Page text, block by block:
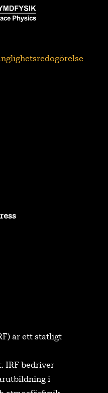
är ett statligt
IRF bedriver
i